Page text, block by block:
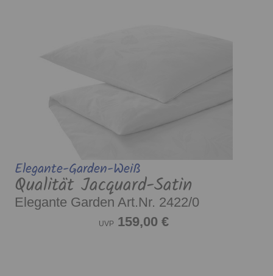
Elegante-Garden-Weiß
Qualität Jacquard-Satin
Elegante Garden Art.Nr. 2422/0
UVP 159,00 €